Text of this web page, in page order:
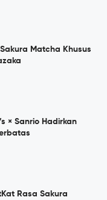
Matcha Khusus
× Sanrio Hadirkan
Rasa Sakura